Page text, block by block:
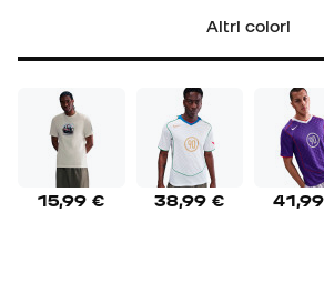
Altri colori
15,99 € 38,99 €